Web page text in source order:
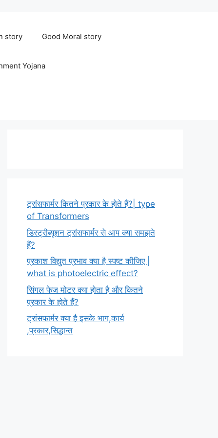
story Good Moral story
Yojana
ट्रांसफार्मर कितने प्रकार के होते हैं?| type
of Transformers
डिस्ट्रीब्यूशन ट्रांसफार्मर से आप क्या समझते
हैं?
प्रकाश विद्युत प्रभाव क्या है स्पष्ट कीजिए |
what is photoelectric effect?
सिंगल फेज मोटर क्या होता है और कितने
प्रकार के होते हैं?
ट्रांसफार्मर क्या है इसके भाग,कार्य
,प्रकार,सिद्धान्त